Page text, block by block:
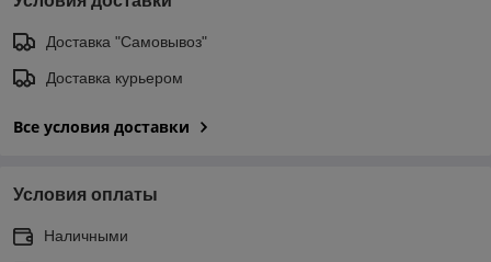
Доставка "Самовывоз"
Доставка курьером
Все условия доставки
Условия оплаты
Наличными